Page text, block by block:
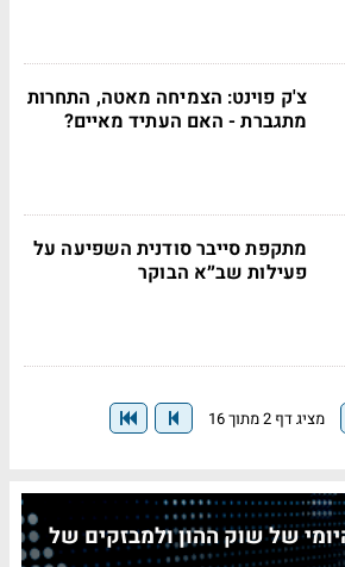
צ'ק פוינט: הצמיחה מאטה, התחרות
מתגברת - האם העתיד מאיים?
מתקפת סייבר סודנית השפיעה על
פעילות שב״א הבוקר
מציג דף 2 מתוך 16
של שוק ההון ולמבזקים של